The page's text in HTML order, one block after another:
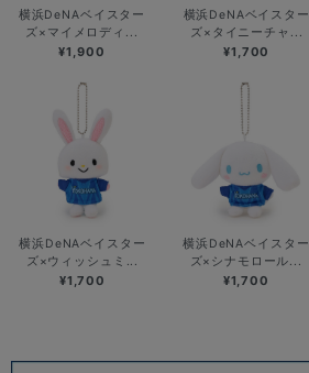
横浜DeNAベイスター
ズ×マイメロディ...
¥1,900
横浜DeNAベイスター
ズ×タイニーチャ...
¥1,700
横浜DeNAベイスター
ズ×ウィッシュミ...
¥1,700
横浜DeNAベイスター
ズ×シナモロール...
¥1,700